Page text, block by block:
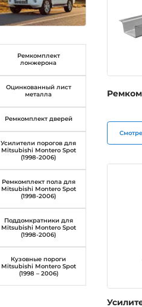
Ремкомплект
лонжерона
Оцинкованный лист
металла
Ремкомплект дверей
Усилители порогов для
Mitsubishi Montero Spot
(1998-2006)
Ремкомплект пола для
Mitsubishi Montero Spot
(1998-2006)
Поддомкратники для
Mitsubishi Montero Spot
(1998-2006)
Кузовные пороги
Mitsubishi Montero Spot
(1998 – 2006)